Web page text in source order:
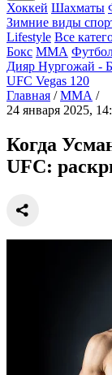
Хоккей Шахматы
Зимние виды
Lifestyle Все
Бокс ММА
Дияр Нургожай -
UFC Vegas 120
Главная / ММА /
24 января 2025,
Когда
UFC: